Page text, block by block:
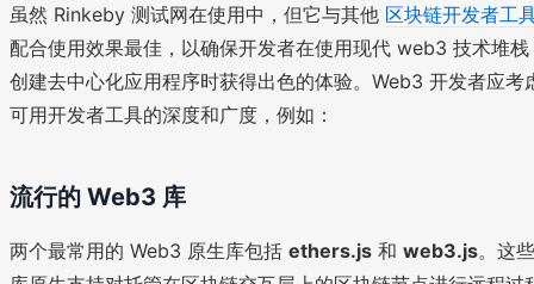
虽然 Rinkeby 测试网在使用中，但它与其他 区块链开发者工
配合使用效果最佳，以确保开发者在使用现代 web3 技术堆栈
创建去中心化应用程序时获得出色的体验。Web3 开发者应考
可用开发者工具的深度和广度，例如：
流行的 Web3 库
两个最常用的 Web3 原生库包括 ethers.js 和 web3.js。这些